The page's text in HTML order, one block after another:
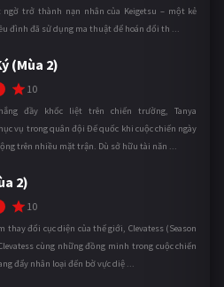
trở thành nạn nhân của Keigetsu – một kẻ
đình đã sử dụng ma thuật để hoán đổi th ...
(Mùa 2)
10
đầy khốc liệt trên chiến trường, Tanya
vụ trong quân đội Đế quốc khi cuộc chiến ngày
trên nhiều mặt trận. Dù sở hữu tài năn ...
2)
10
thay đổi cục diện của thế giới, Clevatess (Season
cùng những đồng minh trong cuộc chiến
đẩy nhân loại đến bờ vực diệ ...